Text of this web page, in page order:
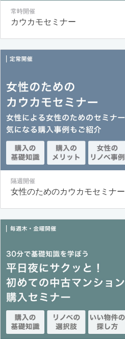
常時開催
カウカモセミナー
隔週開催
女性のためのカウカモセミナー